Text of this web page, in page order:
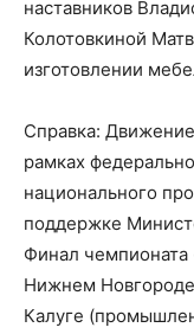
наставников
Колотовкиной
изготовлении
Справка:
рамках
национального
поддержке
Финал
Нижнем
Калуге